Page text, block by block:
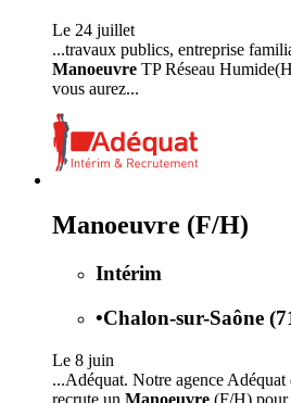
Le 24 juillet
...travaux publics, entreprise
Manoeuvre TP Réseau
vous aurez...
Manoeuvre (F/H)
Intérim
•Chalon-sur-Saône
Le 8 juin
...Adéquat. Notre agence
recrute un Manoeuvre (F/H) pour